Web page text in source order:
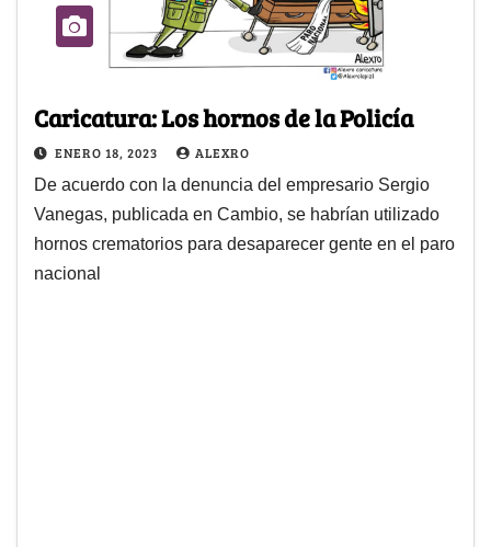
Caricatura: Los hornos de la Policía
ENERO 18, 2023 ALEXRO
De acuerdo con la denuncia del empresario Sergio
Vanegas, publicada en Cambio, se habrían utilizado
hornos crematorios para desaparecer gente en el paro
nacional